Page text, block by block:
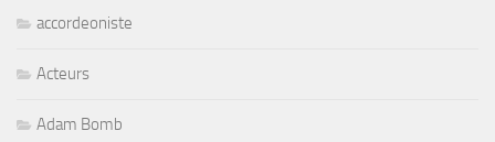
accordeoniste
Acteurs
Adam Bomb